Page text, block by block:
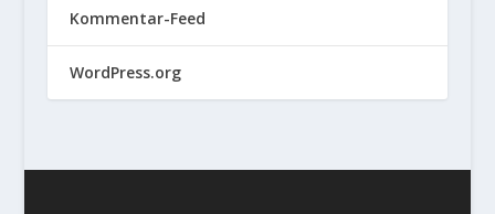
Kommentar-Feed
WordPress.org